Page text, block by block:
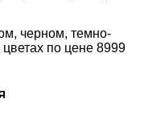
черном, темно-
по цене 8999